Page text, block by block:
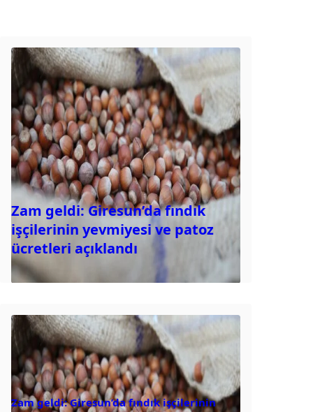
Zam geldi: Giresun’da fındık
işçilerinin yevmiyesi ve patoz
ücretleri açıklandı
Zam geldi: Giresun’da fındık işçilerinin